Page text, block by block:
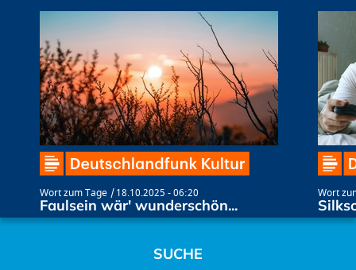
Wort zum Tage 18.10.2025 - 06:20
Faulsein wär' wunderschön...
Wort
SUCHE